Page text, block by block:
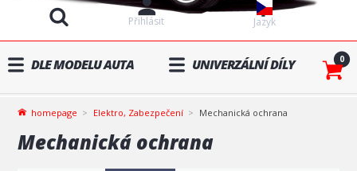
Jazyk
Přihlásit
DLE MODELU AUTA UNIVERZÁLNÍ DÍLY 0
homepage Elektro, Zabezpečení Mechanická ochrana
Mechanická ochrana